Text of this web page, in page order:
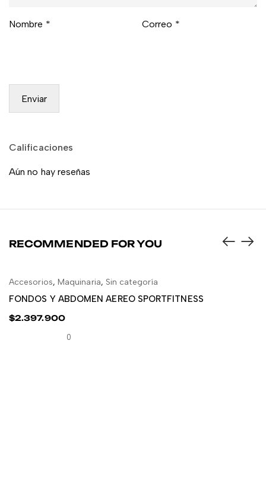
Nombre * Correo *
Calificaciones
Aún no hay reseñas
RECOMMENDED FOR YOU
AÑADIR AL CARRITO
Accesorios, Maquinaria, Sin categoría
FONDOS Y ABDOMEN AEREO SPORTFITNESS
$2.397.900
0